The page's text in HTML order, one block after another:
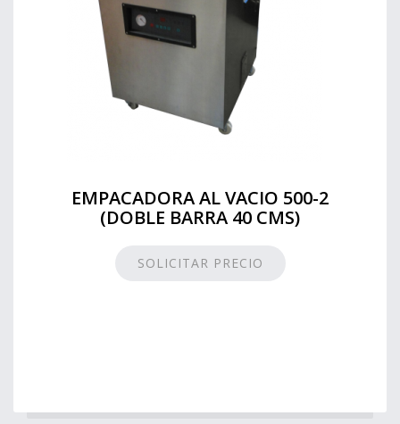
EMPACADORA AL VACIO 500-2
(DOBLE BARRA 40 CMS)
SOLICITAR PRECIO